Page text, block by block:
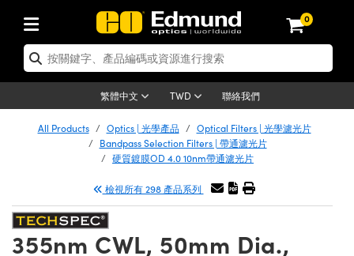
0
繁體中文 TWD 聯絡我們
| 光學產品
| 反射鏡
Diffusers | 窗鏡或擴散片
| 偏振光學元件
Optics | 雷射光學
| 雷射透鏡
| 超快光學
| 光機組件
System | 光學籠式系統
Mounts | 台式光學安裝座
and Breadboards | 光學平臺和
| 顯微鏡
| Mitutoyo 物鏡
| Olympus 物鏡
| Nikon 物鏡
| ZEISS 物鏡
| 雷射
and Electronics | 雷射量
| 雷射防護
Lenses | 成像鏡頭
Lenses | 定焦鏡頭
| 遠心鏡頭
(S-Mount Lenses) | M12 鏡頭 (S 接
Magnification Lenses
Objectives | 顯微鏡物鏡
| 相機
Cameras | Gigabit乙太網相
Cameras | Teledyne Dalsa 相
and Illumination | 照明
Lighting | 機器視覺光源
|顯微鏡照明
Lighting | 寬譜光源
| 其他光源
Targets | 測試板
Targets | 解析度測試板
Targets | 畸變測試版
& Stage Micrometers | 圖像分
Level Test Targets | 色卡測試板
| USAF 測試版
and Detection | 測試與監測
| 光學度量
Solutions | 機器視覺方案
測器
and Production | 實驗室和生產
| 清潔用品
Handling Tools | 零件夾持用品
| 光學膠
Products | Acktar 黑色吸光
用選購
Imaging
By Brand
Products | 新品專區
Lenses
| 清倉品
| 清倉光學產品
| 清倉光機組件
| 清倉顯微鏡
Products | 重新認證產品
| 重新認證光學產品
| 重新認證光機組
| 重新認證雷射
| 重新認證顯微鏡
All Products Optics | 光學產品
Optical Filters | 光學濾光片
Bandpass Selection Filters | 帶通濾光片
硬質鍍膜OD 4.0 10nm帶通濾光片
檢視所有 298 產品系列
355nm CWL, 50mm Dia.,